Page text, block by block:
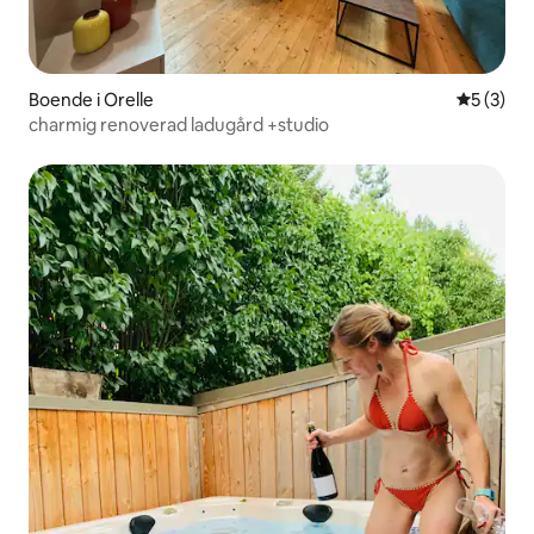
Boende i Orelle 5 av 5 i
5 (3)
charmig renoverad ladugård +studio